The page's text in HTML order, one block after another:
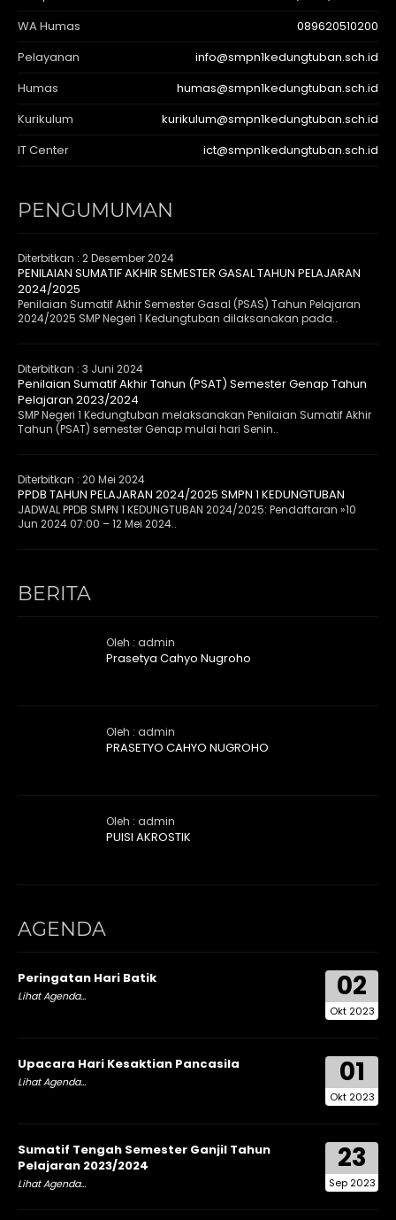
WA Humas
089620510200
Pelayanan
info@smpn1kedungtuban.sch.id
Humas
humas@smpn1kedungtuban.sch.id
Kurikulum
kurikulum@smpn1kedungtuban.sch.id
IT Center
ict@smpn1kedungtuban.sch.id
PENGUMUMAN
Diterbitkan : 2 Desember 2024
PENILAIAN SUMATIF AKHIR SEMESTER GASAL TAHUN PELAJARAN
2024/2025
Penilaian Sumatif Akhir Semester Gasal (PSAS) Tahun Pelajaran
2024/2025 SMP Negeri 1 Kedungtuban dilaksanakan pada..
Diterbitkan : 3 Juni 2024
Penilaian Sumatif Akhir Tahun (PSAT) Semester Genap Tahun
Pelajaran 2023/2024
SMP Negeri 1 Kedungtuban melaksanakan Penilaian Sumatif Akhir
Tahun (PSAT) semester Genap mulai hari Senin..
Diterbitkan : 20 Mei 2024
PPDB TAHUN PELAJARAN 2024/2025 SMPN 1 KEDUNGTUBAN
JADWAL PPDB SMPN 1 KEDUNGTUBAN 2024/2025: Pendaftaran »10
Jun 2024 07:00 – 12 Mei 2024..
BERITA
Oleh : admin
Prasetya Cahyo Nugroho
Oleh : admin
PRASETYO CAHYO NUGROHO
Oleh : admin
PUISI AKROSTIK
AGENDA
02
Okt 2023
Peringatan Hari Batik
Lihat Agenda...
01
Okt 2023
Upacara Hari Kesaktian Pancasila
Lihat Agenda...
23
Sep 2023
Sumatif Tengah Semester Ganjil Tahun
Pelajaran 2023/2024
Lihat Agenda...